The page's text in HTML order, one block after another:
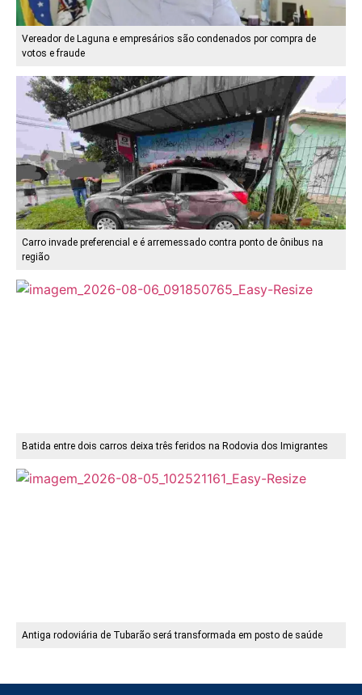
Vereador de Laguna e empresários são condenados por compra de
votos e fraude
Carro invade preferencial e é arremessado contra ponto de ônibus na
região
Batida entre dois carros deixa três feridos na Rodovia dos Imigrantes
Antiga rodoviária de Tubarão será transformada em posto de saúde